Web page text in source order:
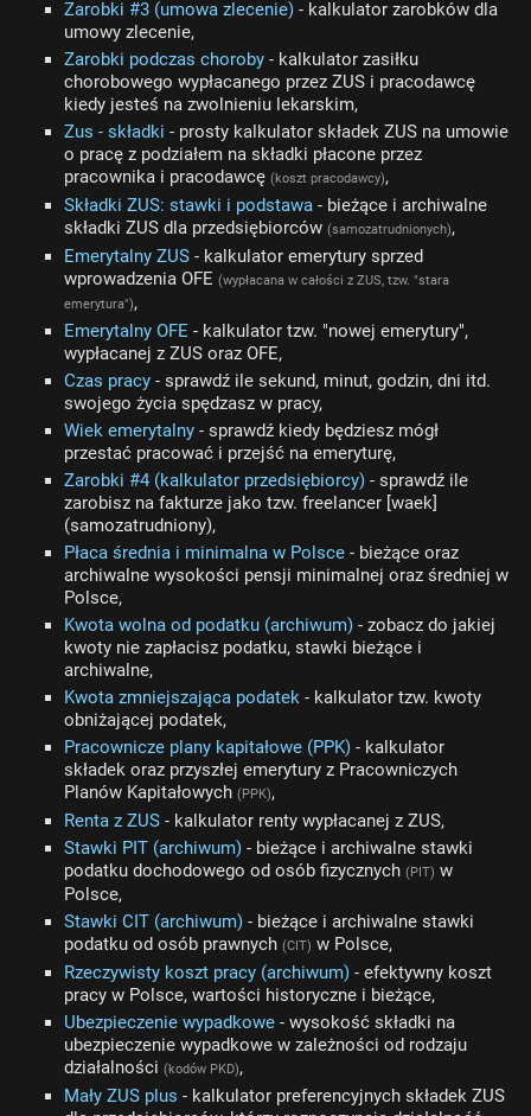
Zarobki #3 (umowa zlecenie) - kalkulator zarobków dla
umowy zlecenie,
Zarobki podczas choroby - kalkulator zasiłku
chorobowego wypłacanego przez ZUS i pracodawcę
kiedy jesteś na zwolnieniu lekarskim,
Zus - składki - prosty kalkulator składek ZUS na umowie
o pracę z podziałem na składki płacone przez
pracownika i pracodawcę (koszt pracodawcy),
Składki ZUS: stawki i podstawa - bieżące i archiwalne
składki ZUS dla przedsiębiorców (samozatrudnionych),
Emerytalny ZUS - kalkulator emerytury sprzed
wprowadzenia OFE (wypłacana w całości z ZUS, tzw. "stara
emerytura"),
Emerytalny OFE - kalkulator tzw. "nowej emerytury",
wypłacanej z ZUS oraz OFE,
Czas pracy - sprawdź ile sekund, minut, godzin, dni itd.
swojego życia spędzasz w pracy,
Wiek emerytalny - sprawdź kiedy będziesz mógł
przestać pracować i przejść na emeryturę,
Zarobki #4 (kalkulator przedsiębiorcy) - sprawdź ile
zarobisz na fakturze jako tzw. freelancer [waek]
(samozatrudniony),
Płaca średnia i minimalna w Polsce - bieżące oraz
archiwalne wysokości pensji minimalnej oraz średniej w
Polsce,
Kwota wolna od podatku (archiwum) - zobacz do jakiej
kwoty nie zapłacisz podatku, stawki bieżące i
archiwalne,
Kwota zmniejszająca podatek - kalkulator tzw. kwoty
obniżającej podatek,
Pracownicze plany kapitałowe (PPK) - kalkulator
składek oraz przyszłej emerytury z Pracowniczych
Planów Kapitałowych (PPK),
Renta z ZUS - kalkulator renty wypłacanej z ZUS,
Stawki PIT (archiwum) - bieżące i archiwalne stawki
podatku dochodowego od osób fizycznych (PIT) w
Polsce,
Stawki CIT (archiwum) - bieżące i archiwalne stawki
podatku od osób prawnych (CIT) w Polsce,
Rzeczywisty koszt pracy (archiwum) - efektywny koszt
pracy w Polsce, wartości historyczne i bieżące,
Ubezpieczenie wypadkowe - wysokość składki na
ubezpieczenie wypadkowe w zależności od rodzaju
działalności (kodów PKD),
Mały ZUS plus - kalkulator preferencyjnych składek ZUS